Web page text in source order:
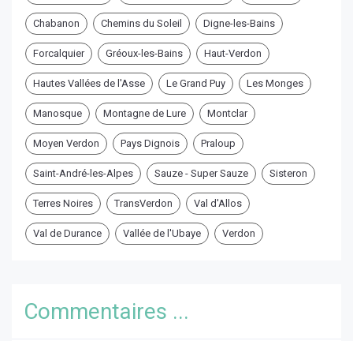
Chabanon Chemins du Soleil Digne-les-Bains
Forcalquier Gréoux-les-Bains Haut-Verdon
Hautes Vallées de l'Asse Le Grand Puy Les Monges
Manosque Montagne de Lure Montclar
Moyen Verdon Pays Dignois Praloup
Saint-André-les-Alpes Sauze - Super Sauze Sisteron
Terres Noires TransVerdon Val d'Allos
Val de Durance Vallée de l'Ubaye Verdon
Commentaires ...